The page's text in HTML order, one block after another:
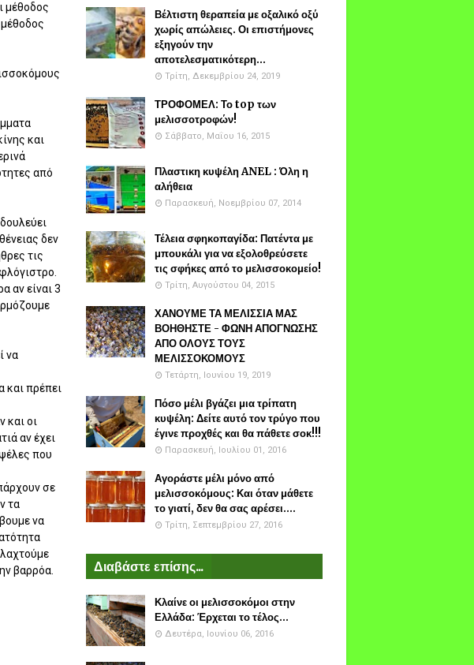
μέθοδος
και
από
δεν
τις
αν είναι 3
να
και πρέπει
και οι
αν έχει
που
σε
τα
να
βαρρόα.
Βέλτιστη θεραπεία με οξαλικό οξύ
χωρίς απώλειες. Οι επιστήμονες
εξηγούν την
αποτελεσματικότερη...
Τρίτη, Δεκεμβρίου 24, 2019
ΤΡΟΦΟΜΕΛ: Το top των
μελισσοτροφών!
Σάββατο, Μαΐου 16, 2015
Πλαστικη κυψέλη ANEL : Όλη η
αλήθεια
Παρασκευή, Νοεμβρίου 07, 2014
Τέλεια σφηκοπαγίδα: Πατέντα με
μπουκάλι για να εξολοθρεύσετε
τις σφήκες από το μελισσοκομείο!
Τρίτη, Αυγούστου 04, 2015
ΧΑΝΟΥΜΕ ΤΑ ΜΕΛΙΣΣΙΑ ΜΑΣ
ΒΟΗΘΗΣΤΕ - ΦΩΝΗ ΑΠΟΓΝΩΣΗΣ
ΑΠΟ ΟΛΟΥΣ ΤΟΥΣ
ΜΕΛΙΣΣΟΚΟΜΟΥΣ
Τετάρτη, Ιουνίου 19, 2019
Πόσο μέλι βγάζει μια τρίπατη
κυψέλη: Δείτε αυτό τον τρύγο που
έγινε προχθές και θα πάθετε σοκ!!!
Παρασκευή, Ιουλίου 01, 2016
Αγοράστε μέλι μόνο από
μελισσοκόμους: Και όταν μάθετε
το γιατί, δεν θα σας αρέσει....
Τρίτη, Σεπτεμβρίου 27, 2016
Διαβάστε επίσης...
Κλαίνε οι μελισσοκόμοι στην
Ελλάδα: Έρχεται το τέλος...
Δευτέρα, Ιουνίου 06, 2016